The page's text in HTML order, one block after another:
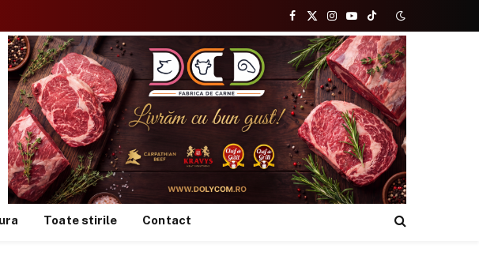
Facebook
X
(Twitter)
Instagram
YouTubeTikTok
Toate stirile Contact